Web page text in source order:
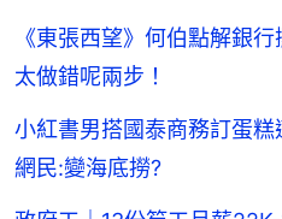
《東張西望》何伯點解銀
太做錯呢兩步！
小紅書男搭國泰商務訂蛋
網民:變海底撈?